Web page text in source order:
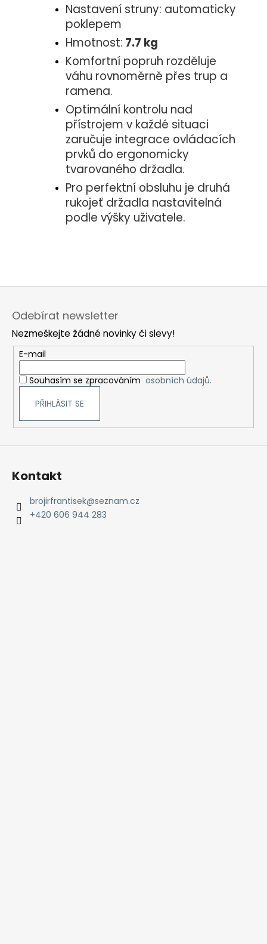
Nastavení struny: automaticky
poklepem
Hmotnost: 7.7 kg
Komfortní popruh rozděluje
váhu rovnoměrně přes trup a
ramena.
Optimální kontrolu nad
přístrojem v každé situaci
zaručuje integrace ovládacích
prvků do ergonomicky
tvarovaného držadla.
Pro perfektní obsluhu je druhá
rukojeť držadla nastavitelná
podle výšky uživatele.
Z
Odebírat newsletter
Nezmeškejte žádné novinky či slevy!
E-mail
Souhasím se zpracováním osobních údajů.
PŘIHLÁSIT SE
Kontakt
brojirfrantisek@seznam.cz
+420 606 944 283